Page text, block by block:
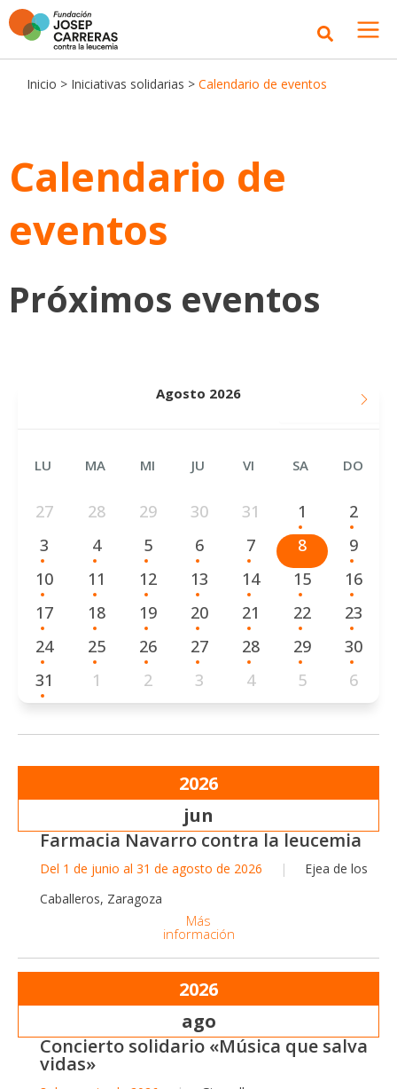
Inicio > Iniciativas solidarias > Calendario de eventos
Calendario de
eventos
Próximos eventos
Agosto 2026
LU MA MI JU VI SA DO
27 28 29 30 31 1
2
3
4 5 6 7 8
9
10
11 12 13 14 15
16
17
18 19 20 21 22
23
24
25 26 27 28 29
30
31
1 2 3 4 5 6
2026
jun
Farmacia Navarro contra la leucemia
Del 1 de junio al 31 de agosto de 2026
Ejea de los
Caballeros, Zaragoza
Más
información
2026
ago
Concierto solidario «Música que salva
vidas»